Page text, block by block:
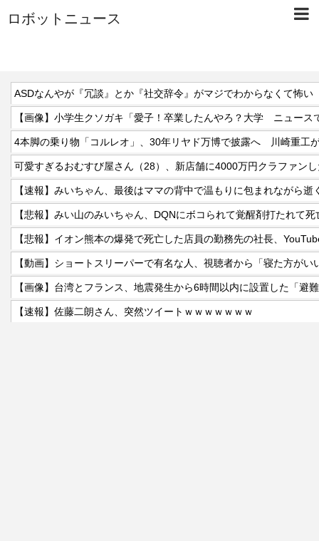
ロボットニュース
ASDなんやが『冗談』とか『社交辞令』がマジでわからなくて怖い
4本脚の乗り物「コルレオ」、30年リヤド万博で披露へ 川崎重工
【速報】みいちゃん、最後はママの背中で温もりに包まれながら
【悲報】みい山のみいちゃん、DQNにボコられて覚醒剤打たれて
【動画】ショートスリーパーで有名な人、視聴者から「寝た方がい
【画像】台湾とフランス、地震発生から6時間以内に設置した「避
【速報】佐藤二朗さん、突然ツイートｗｗｗｗｗｗｗ